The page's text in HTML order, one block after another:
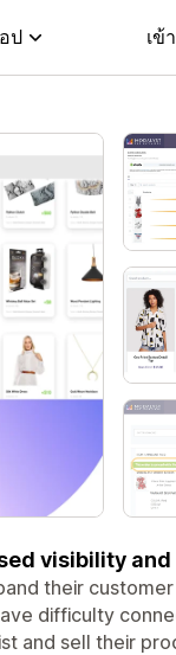
ป เข้
visibility and
their
difficulty
and sell their